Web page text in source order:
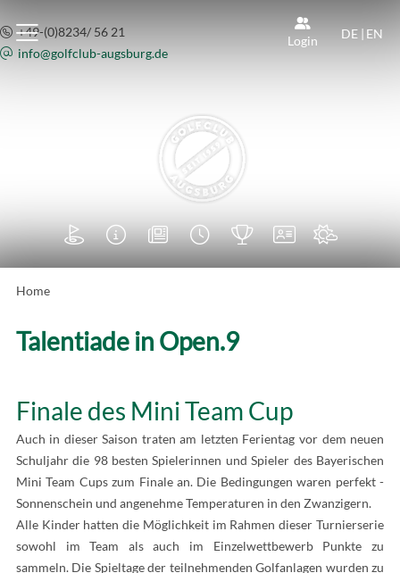
Login DE | EN
+49-(0)8234/ 56 21
info@golfclub-augsburg.de
      
Home
Talentiade in Open.9
Finale des Mini Team Cup
Auch in dieser Saison traten am letzten Ferientag vor dem neuen
Schuljahr die 98 besten Spielerinnen und Spieler des Bayerischen
Mini Team Cups zum Finale an. Die Bedingungen waren perfekt -
Sonnenschein und angenehme Temperaturen in den Zwanzigern.
Alle Kinder hatten die Möglichkeit im Rahmen dieser Turnierserie
sowohl im Team als auch im Einzelwettbewerb Punkte zu
sammeln. Die Spieltage der teilnehmenden Golfanlagen wurden zu